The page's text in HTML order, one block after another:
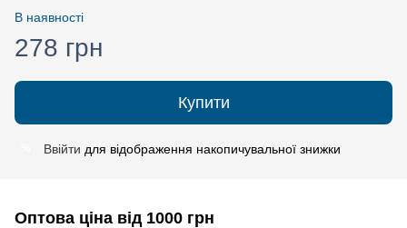
В наявності
278 грн
Купити
Ввійти для відображення накопичувальної знижки
Оптова ціна від 1000 грн